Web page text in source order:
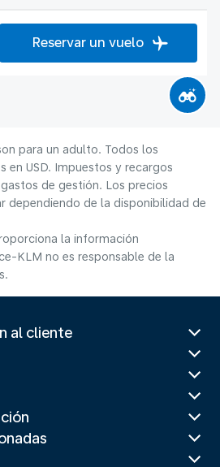
Reservar un vuelo
para un adulto. Todos los
en USD. Impuestos y recargos
de gestión. Los precios
dependiendo de la disponibilidad de
la información
KLM no es responsable de la
al cliente